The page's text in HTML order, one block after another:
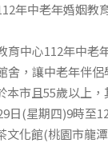
年中老年婚姻教
育中心112年中老
舍，讓中老年伴
本市且55歲以上
日(星期四)9時至
化館(桃園市龍